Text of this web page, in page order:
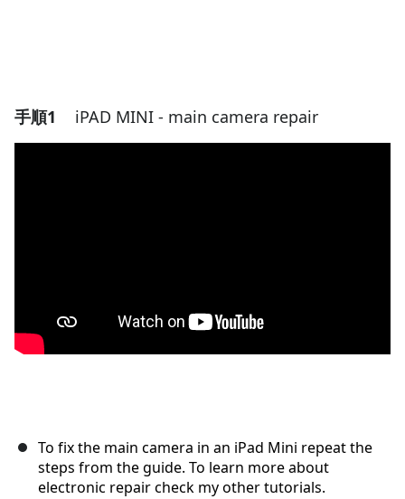
手順1 iPAD MINI - main camera repair
To fix the main camera in an iPad Mini repeat the
steps from the guide. To learn more about
electronic repair check my other tutorials.